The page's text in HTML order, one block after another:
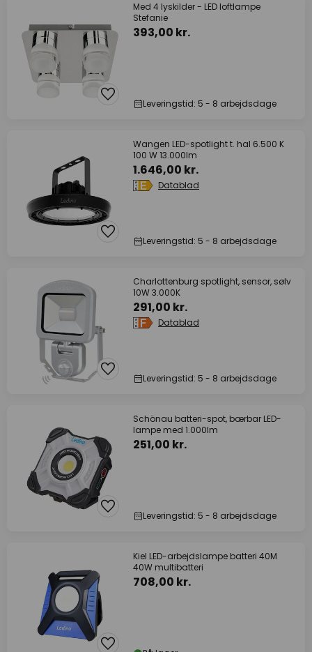
Med 4 lyskilder - LED loftlampe
Stefanie
393,00 kr.
Leveringstid: 5 - 8 arbejdsdage
Wangen LED-spotlight t. hal 6.500 K
100 W 13.000lm
1.646,00 kr.
Datablad
Leveringstid: 5 - 8 arbejdsdage
Charlottenburg spotlight, sensor, sølv
10W 3.000K
291,00 kr.
Datablad
Leveringstid: 5 - 8 arbejdsdage
Schönau batteri-spot, bærbar LED-
lampe med 1.000lm
251,00 kr.
Leveringstid: 5 - 8 arbejdsdage
Kiel LED-arbejdslampe batteri 40M
40W multibatteri
708,00 kr.